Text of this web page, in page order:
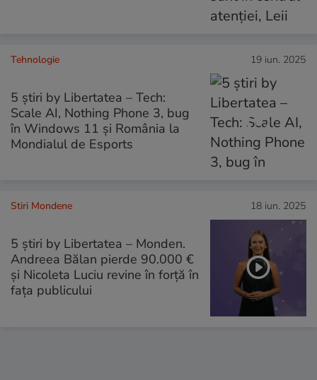
Tehnologie 19 iun. 2025
5 știri by Libertatea – Tech:
Scale AI, Nothing Phone 3, bug
în Windows 11 și România la
Mondialul de Esports
Stiri Mondene 18 iun. 2025
5 știri by Libertatea – Monden.
Andreea Bălan pierde 90.000 €
și Nicoleta Luciu revine în forță în
fața publicului